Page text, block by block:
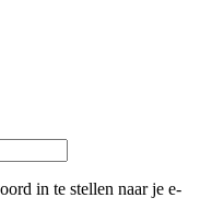
in te stellen naar je e-